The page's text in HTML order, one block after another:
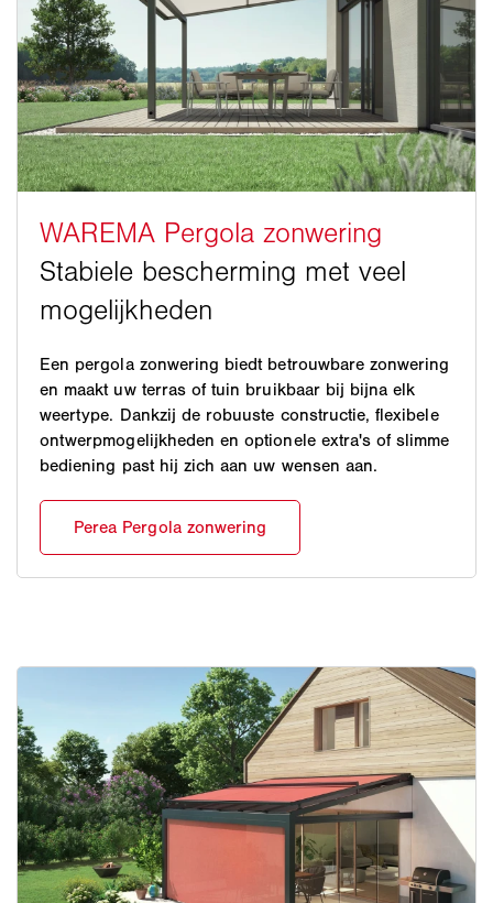
Een pergola zonwering biedt betrouwbare zonwering
en maakt uw terras of tuin bruikbaar bij bijna elk
weertype. Dankzij de robuuste constructie, flexibele
ontwerpmogelijkheden en optionele extra's of slimme
bediening past hij zich aan uw wensen aan.